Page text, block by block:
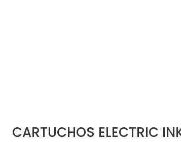
CARTUCHOS ELECTRIC